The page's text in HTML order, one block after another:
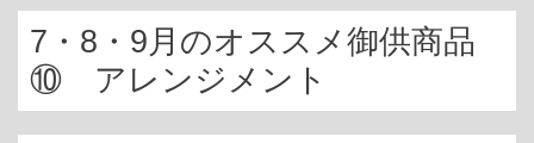
7・8・9月のオススメ御供商品
⑩ アレンジメント